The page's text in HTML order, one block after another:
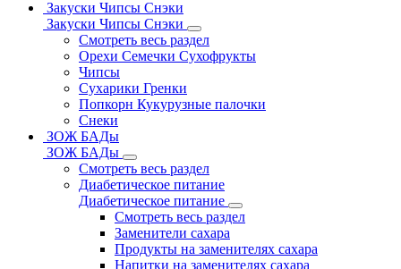
Закуски Чипсы Снэки
Закуски Чипсы Снэки
Смотреть весь раздел
Орехи Семечки Сухофрукты
Чипсы
Сухарики Гренки
Попкорн Кукурузные палочки
Снеки
ЗОЖ БАДы
ЗОЖ БАДы
Смотреть весь раздел
Диабетическое питание
Диабетическое питание
Смотреть весь раздел
Заменители сахара
Продукты на заменителях сахара
Напитки на заменителях сахара